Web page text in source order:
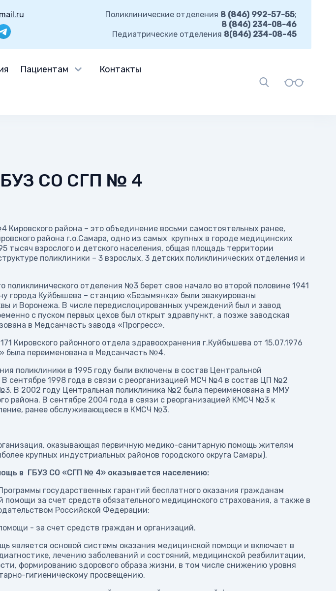
Поликлинические отделения 8 (846) 992-57-55;
8 (846) 234-08-46
Педиатрические отделения 8(846) 234-08-45
Пациентам Контакты
СО СГП № 4
Кировского района – это объединение восьми самостоятельных ранее,
района г.о.Самара, одно из самых крупных в городе медицинских
тысяч взрослого и детского населения, общая площадь территории
поликлиники – 3 взрослых, 3 детских поликлинических отделения и
поликлинического отделения №3 берет свое начало во второй половине 1941
города Куйбышева – станцию «Безымянка» были эвакуированы
и Воронежа. В числе передислоцированных учреждений был и завод
с пуском первых цехов был открыт здравпункт, а позже заводская
в Медсанчасть завода «Прогресс».
Кировского районного отдела здравоохранения г.Куйбышева от 15.07.1976
была переименована в Медсанчасть №4.
поликлиники в 1995 году были включены в состав Центральной
сентябре 1998 года в связи с реорганизацией МСЧ №4 в состав ЦП №2
В 2002 году Центральная поликлиника №2 была переименована в ММУ
района. В сентябре 2004 года в связи с реорганизацией КМСЧ №3 к
ранее обслуживающееся в КМСЧ №3.
оказывающая первичную медико-санитарную помощь жителям
крупных индустриальных районов городского округа Самары).
в ГБУЗ СО «СГП № 4» оказывается населению:
государственных гарантий бесплатного оказания гражданам
за счет средств обязательного медицинского страхования, а также в
Российской Федерации;
- за счет средств граждан и организаций.
является основой системы оказания медицинской помощи и включает в
лечению заболеваний и состояний, медицинской реабилитации,
формированию здорового образа жизни, в том числе снижению уровня
гигиеническому просвещению.